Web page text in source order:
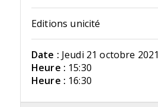
Editions unicité
Date : Jeudi 21 octobre 2021
Heure : 15:30
Heure : 16:30